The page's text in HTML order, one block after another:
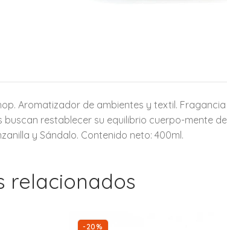
Aromatizador de ambientes y textil.
buscan restablecer su equilibrio cuerpo-mente
y Sándalo. Contenido neto: 400ml.
relacionados
-20%